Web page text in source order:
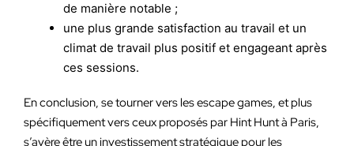
de manière notable ;
une plus grande satisfaction au travail et un
climat de travail plus positif et engageant après
ces sessions.
En conclusion, se tourner vers les escape games, et plus
spécifiquement vers ceux proposés par Hint Hunt à Paris,
s’avère être un investissement stratégique pour les